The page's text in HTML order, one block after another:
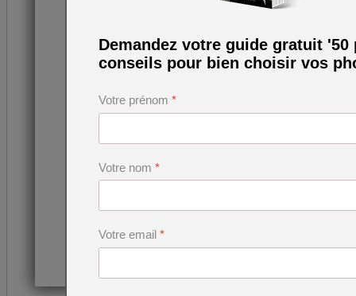
Demandez votre guide gratuit '50
conseils pour bien choisir vos
Votre prénom *
Votre nom *
Votre email *